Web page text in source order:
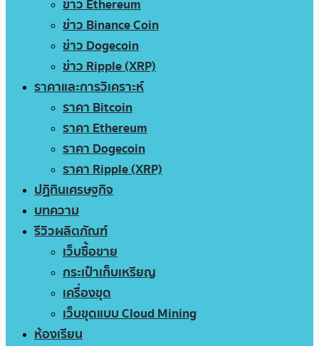
ข่าว Ethereum
ข่าว Binance Coin
ข่าว Dogecoin
ข่าว Ripple (XRP)
ราคาและการวิเคราะห์
ราคา Bitcoin
ราคา Ethereum
ราคา Dogecoin
ราคา Ripple (XRP)
ปฏิทินเศรษฐกิจ
บทความ
รีวิวผลิตภัณฑ์
เว็บซื้อขาย
กระเป๋าเก็บเหรียญ
เครื่องขุด
เว็บขุดแบบ Cloud Mining
ห้องเรียน